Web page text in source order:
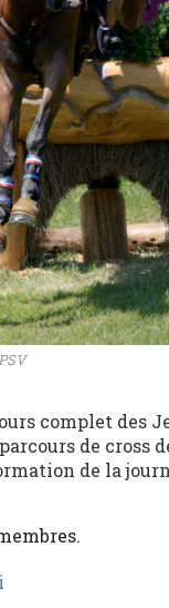
complet des
de cross
de la